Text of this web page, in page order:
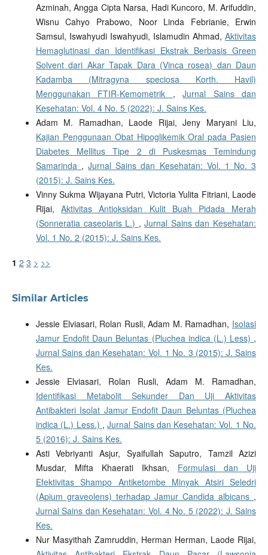
Azminah, Angga Cipta Narsa, Hadi Kuncoro, M. Arifuddin,
Wisnu Cahyo Prabowo, Noor Linda Febrianie, Erwin
Samsul, Iswahyudi Iswahyudi, Islamudin Ahmad,Aktivitas
Hemaglutinasi dan Identifikasi Ekstrak Berbasis Green
Solvent dari Akar Tapak Dara (Vinca rosea) dan Daun
Kadamba (Mitragyna speciosa Korth. Havil)
Menggunakan FTIR-Kemometrik ,Jurnal Sains dan
Kesehatan: Vol. 4 No. 5 (2022): J. Sains Kes.
Adam M. Ramadhan, Laode Rijai, Jeny Maryani Liu,
Kajian Penggunaan Obat Hipoglikemik Oral pada Pasien
Diabetes Mellitus Tipe 2 di Puskesmas Temindung
Samarinda ,Jurnal Sains dan Kesehatan: Vol. 1 No. 3
(2015): J. Sains Kes.
Vinny Sukma Wijayana Putri, Victoria Yulita Fitriani, Laode
Rijai,Aktivitas Antioksidan Kulit Buah Pidada Merah
(Sonneratia caseolaris L.) ,Jurnal Sains dan Kesehatan:
Vol. 1 No. 2 (2015): J. Sains Kes.
1 2 3 > >>
Similar Articles
Jessie Elviasari, Rolan Rusli, Adam M. Ramadhan, Isolasi
Jamur Endofit Daun Beluntas (Pluchea indica (L.) Less) ,
Jurnal Sains dan Kesehatan: Vol. 1 No. 3 (2015): J. Sains
Kes.
Jessie Elviasari, Rolan Rusli, Adam M. Ramadhan,
Identifikasi Metabolit Sekunder Dan Uji Aktivitas
Antibakteri Isolat Jamur Endofit Daun Beluntas (Pluchea
indica (L.) Less.) ,Jurnal Sains dan Kesehatan: Vol. 1 No.
5 (2016): J. Sains Kes.
Asti Vebriyanti Asjur, Syaifullah Saputro, Tamzil Azizi
Musdar, Mifta Khaerati Ikhsan, Formulasi dan Uji
Efektivitas Shampo Antiketombe Minyak Atsiri Seledri
(Apium graveolens) terhadap Jamur Candida albicans ,
Jurnal Sains dan Kesehatan: Vol. 4 No. 5 (2022): J. Sains
Kes.
Nur Masyithah Zamruddin, Herman Herman, Laode Rijai,